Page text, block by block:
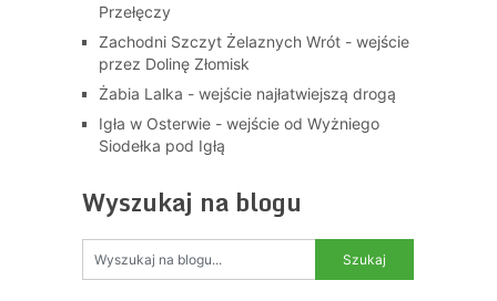
Przełęczy
Zachodni Szczyt Żelaznych Wrót - wejście
przez Dolinę Złomisk
Żabia Lalka - wejście najłatwiejszą drogą
Igła w Osterwie - wejście od Wyżniego
Siodełka pod Igłą
Wyszukaj na blogu